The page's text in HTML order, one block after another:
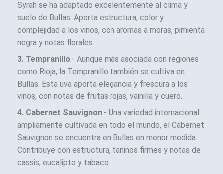
Syrah se ha adaptado excelentemente al clima y
suelo de Bullas. Aporta estructura, color y
complejidad a los vinos, con aromas a moras, pimienta
negra y notas florales.
3. Tempranillo.- Aunque más asociada con regiones
como Rioja, la Tempranillo también se cultiva en
Bullas. Esta uva aporta elegancia y frescura a los
vinos, con notas de frutas rojas, vainilla y cuero.
4. Cabernet Sauvignon.- Una variedad internacional
ampliamente cultivada en todo el mundo, el Cabernet
Sauvignon se encuentra en Bullas en menor medida.
Contribuye con estructura, taninos firmes y notas de
cassis, eucalipto y tabaco.